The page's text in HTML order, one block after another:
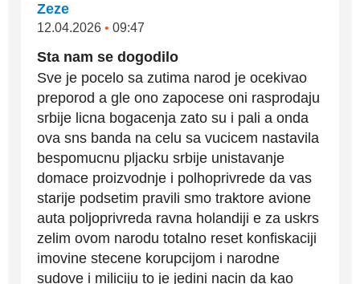
Zeze
12.04.2026 • 09:47
Sta nam se dogodilo
Sve je pocelo sa zutima narod je ocekivao
preporod a gle ono zapocese oni rasprodaju
srbije licna bogacenja zato su i pali a onda
ova sns banda na celu sa vucicem nastavila
bespomucnu pljacku srbije unistavanje
domace proizvodnje i polhoprivrede da vas
starije podsetim pravili smo traktore avione
auta poljoprivreda ravna holandiji e za uskrs
zelim ovom narodu totalno reset konfiskaciji
imovine stecene korupcijom i narodne
sudove i miliciju to je jedini nacin da kao